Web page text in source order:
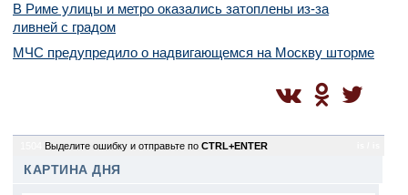
В Риме улицы и метро оказались затоплены из-за
ливней с градом
МЧС предупредило о надвигающемся на Москву шторме
Выделите ошибку и отправьте по CTRL+ENTER
КАРТИНА ДНЯ